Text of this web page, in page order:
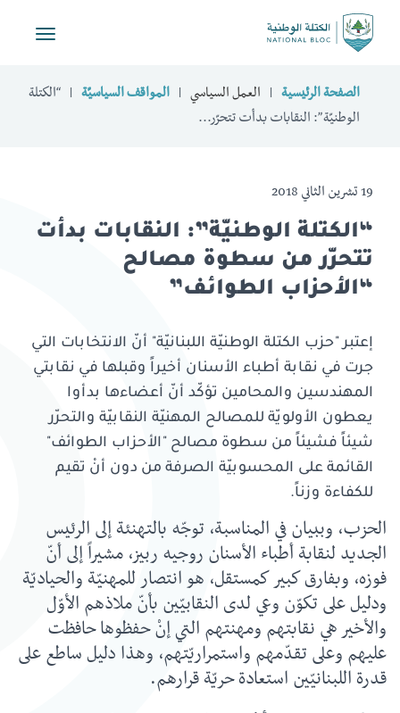
Toggle
الصفحة الرئيسية العمل السياسي المواقف السياسيّة
“الكتلة
الوطنيّة”: النقابات بدأت تتحرّر...
19 تشرين الثاني 2018
“الكتلة الوطنيّة”: النقابات بدأت
تتحرّر من سطوة مصالح
“الأحزاب الطوائف”
إعتبر "حزب الكتلة الوطنيّة اللبنانيّة" أنّ الانتخابات التي
جرت في نقابة أطباء الأسنان أخيراً وقبلها في نقابتي
المهندسين والمحامين تؤكّد أنّ أعضاءها بدأوا
يعطون الأولويّة للمصالح المهنيّة النقابيّة والتحرّر
شيئاً فشيئاً من سطوة مصالح "الأحزاب الطوائف"
القائمة على المحسوبيّة الصرفة من دون أنْ تقيم
للكفاءة وزناً.
الحزب، وببيان في المناسبة، توجّه بالتهنئة إلى الرئيس
الجديد لنقابة أطباء الأسنان روجيه ربيز، مشيراً إلى أنّ
فوزه، وبفارق كبير كمستقل، هو انتصار للمهنيّة والحياديّة
ودليل على تكوّن وعي لدى النقابيّين بأنّ ملاذهم الأوّل
والأخير هي نقابتهم ومهنتهم التي إنْ حفظوها حافظت
عليهم وعلى تقدّمهم واستمراريّتهم، وهذا دليل ساطع على
قدرة اللبنانيّين استعادة حريّة قرارهم.